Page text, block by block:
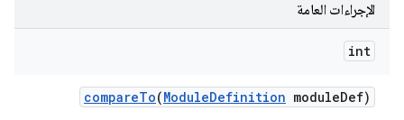
الإجراءات العامة
int
compareTo(ModuleDefinition moduleDef)